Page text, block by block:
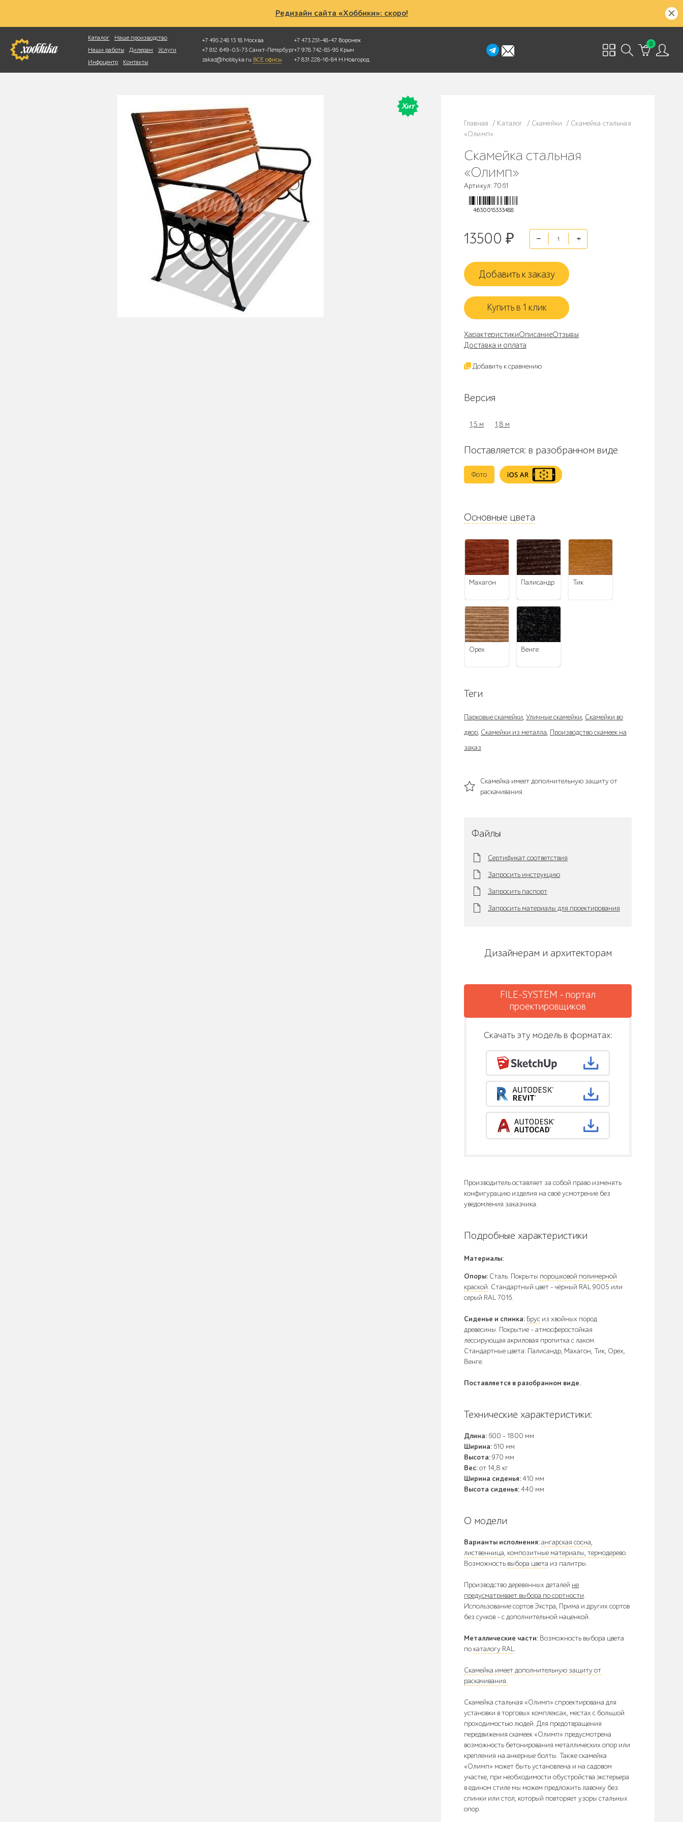
Редизайн сайта «Хоббики»: скоро!
Каталог
Наше производство
Наши работы
Дилерам
Услуги
Инфоцентр
Контакты
+7 495 248 13 18 Москва
+7 812 649-03-73 Санкт-Петербург
zakaz@hobbyka.ru ВСЕ офисы
+7 473 251-48-47 Воронеж
+7 978 742-85-95 Крым
+7 831 228-16-84 Н.Новгород
0
Фотопоиск
Хит
Главная / Каталог / Скамейки / Скамейка стальная
«Олимп»
Скамейка стальная
«Олимп»
Артикул: 7061
4630015333488
13500 ₽
Добавить к заказу
Купить в 1 клик
ХарактеристикиОписаниеОтзывы
Доставка и оплата
Добавить к сравнению
Версия
1,5 м 1,8 м
Поставляется: в разобранном виде
Фото
Основные цвета
махагон палисандр тик
орех венге
Теги
Парковые скамейки, Уличные скамейки, Скамейки во
двор, Скамейки из металла, Производство скамеек на
заказ
Скамейка имеет дополнительную защиту от
раскачивания.
Файлы
Сертификат соответствия
Запросить инструкцию
Запросить паспорт
Запросить материалы для проектирования
Дизайнерам и архитекторам
FILE-SYSTEM - портал
проектировщиков
Скачать эту модель в форматах:
Производитель оставляет за собой право изменять
конфигурацию изделия на своё усмотрение без
уведомления заказчика.
Подробные характеристики
Материалы:
Опоры: Сталь. Покрыты порошковой полимерной
краской. Стандартный цвет – чёрный RAL 9005 или
серый RAL 7016.
Сиденье и спинка: Брус из хвойных пород
древесины. Покрытие - атмосферостойкая
лессирующая акриловая пропитка с лаком.
Стандартные цвета: Палисандр, Махагон, Тик, Орех,
Венге.
Поставляется в разобранном виде.
Технические характеристики:
Длина: 600 - 1800 мм
Ширина: 610 мм
Высота:970 мм
Вес:от 14,8 кг
Ширина сиденья:410 мм
Высота сиденья:440 мм
О модели
Варианты исполнения:ангарская сосна,
лиственница, композитные материалы, термодерево.
Возможность выбора цвета из палитры.
Производство деревянных деталей не
предусматривает выбора по сортности.
Использование сортов Экстра, Прима и других сортов
без сучков - с дополнительной наценкой.
Металлические части: Возможность выбора цвета
по каталогу RAL.
Скамейка имеет дополнительную защиту от
раскачивания.
Скамейка стальная «Олимп» спроектирована для
установки в торговых комплексах, местах с большой
проходимостью людей. Для предотвращения
передвижения скамеек «Олимп» предусмотрена
возможность бетонирования металлических опор или
крепления на анкерные болты. Также скамейка
«Олимп» может быть установлена и на садовом
участке, при необходимости обустройства экстерьера
в едином стиле мы можем предложить лавочку без
спинки или стол, который повторяет узоры стальных
опор.